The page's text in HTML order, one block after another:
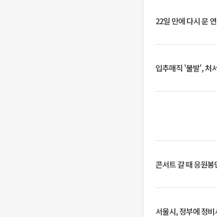
22일 만에 다시 문
입추매직 '불발', 처
콘서트 갈 때 응원
서울시, 정부에 정